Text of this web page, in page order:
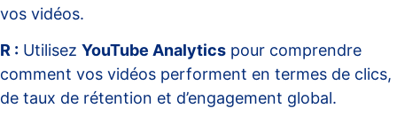
vos vidéos.
R : Utilisez YouTube Analytics pour comprendre
comment vos vidéos performent en termes de clics,
de taux de rétention et d’engagement global.